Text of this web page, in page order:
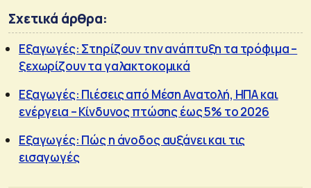
Σχετικά άρθρα:
Εξαγωγές: Στηρίζουν την ανάπτυξη τα τρόφιμα –
ξεχωρίζουν τα γαλακτοκομικά
Εξαγωγές: Πιέσεις από Μέση Ανατολή, ΗΠΑ και
ενέργεια – Κίνδυνος πτώσης έως 5% το 2026
Εξαγωγές: Πώς η άνοδος αυξάνει και τις
εισαγωγές